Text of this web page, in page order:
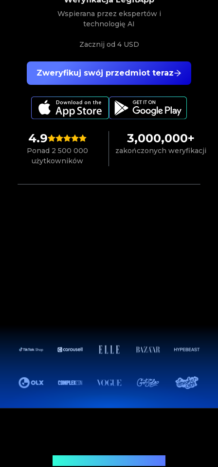
4.9
Ponad 2 500 000
użytkowników
3,000,000+
zakończonych weryfikacji
Zweryfikuj swój przedmiot teraz
Wspierana przez ekspertów i
technologię AI
Zacznij od 4 USD